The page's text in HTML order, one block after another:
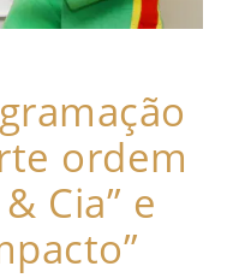
ordem
Cia” e